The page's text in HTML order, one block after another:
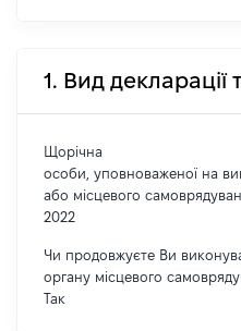
1. Вид декларації
Щорічна
особи, уповноваженої на
або місцевого
2022
Чи продовжуєте Ви
органу місцевого
Так